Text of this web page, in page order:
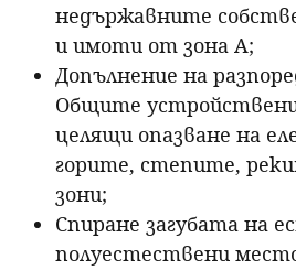
недържавните
и имоти от зона А;
Допълнение на
Общите
целящи опазване на
горите, степите,
зони;
Спиране загубата на
полуестествени